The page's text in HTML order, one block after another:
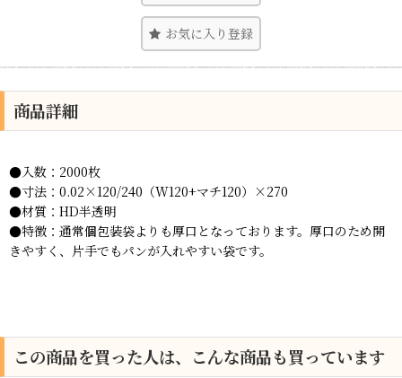
お気に入り登録
商品詳細
●入数：2000枚
●寸法：0.02×120/240（W120+マチ120）×270
●材質：HD半透明
●特徴：通常個包装袋よりも厚口となっております。厚口のため開
きやすく、片手でもパンが入れやすい袋です。
この商品を買った人は、こんな商品も買っています